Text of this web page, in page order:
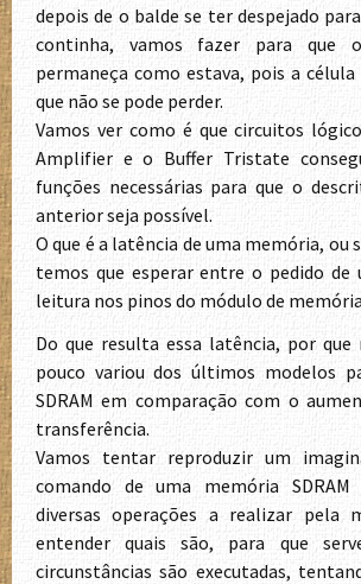
depois de o balde se ter despejado
continha, vamos fazer para que
permaneça como estava, pois a
que não se pode perder.
Vamos ver como é que circuitos
Amplifier e o Buffer Tristate
funções necessárias para que o
anterior seja possível.
O que é a latência de uma memória, ou
temos que esperar entre o pedido de
leitura nos pinos do módulo de
Do que resulta essa latência, por que
pouco variou dos últimos modelos
SDRAM em comparação com o
transferência.
Vamos tentar reproduzir um
comando de uma memória
diversas operações a realizar pela
entender quais são, para que
circunstâncias são executadas,